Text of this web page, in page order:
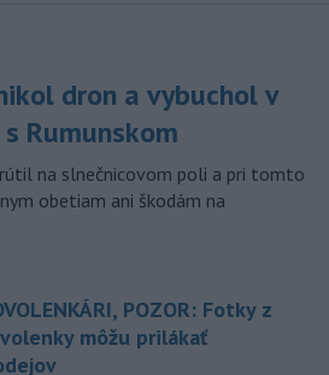
dron a vybuchol v
Rumunskom
na slnečnicovom poli a pri tomto
obetiam ani škodám na
POZOR: Fotky z
môžu prilákať